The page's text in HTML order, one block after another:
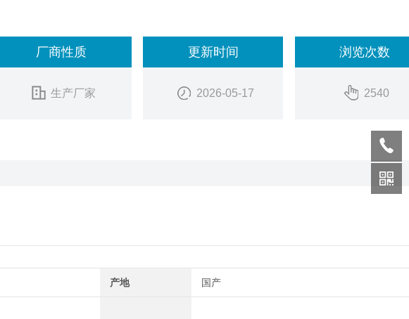
厂商性质
生产厂家
更新时间
2026-05-17
浏览次数
2540
产地 国产